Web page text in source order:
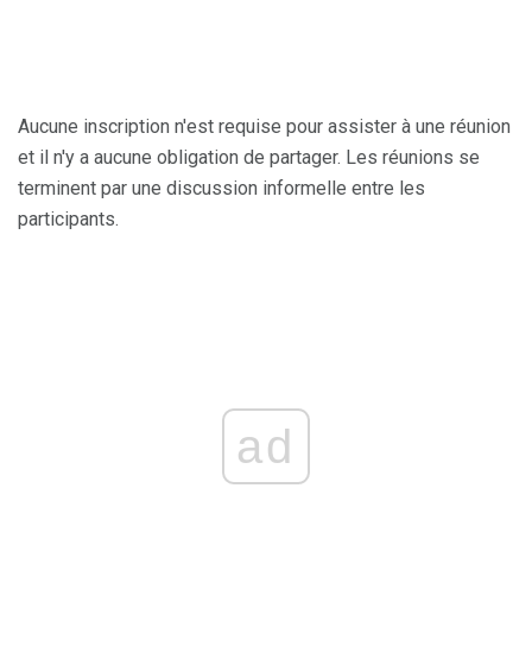
Aucune inscription n'est requise pour assister à une réunion
et il n'y a aucune obligation de partager. Les réunions se
terminent par une discussion informelle entre les
participants.
ad